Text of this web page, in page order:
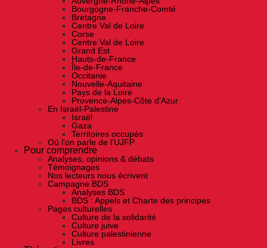
Bourgogne-Franche-Comté
Bretagne
Centre Val de Loire
Corse
Centre Val de Loire
Grand Est
Hauts-de-France
Île-de-France
Occitanie
Nouvelle-Aquitaine
Pays de la Loire
Provence-Alpes-Côte d'Azur
En Israël-Palestine
Israël
Gaza
Territoires occupés
Où l'on parle de l'UJFP
Pour comprendre
Analyses, opinions & débats
Témoignages
Nos lecteurs nous écrivent
Campagne BDS
Analyses BDS
BDS : Appels et Charte des principes
Pages culturelles
Culture de la solidarité
Culture juive
Culture palestinienne
Livres